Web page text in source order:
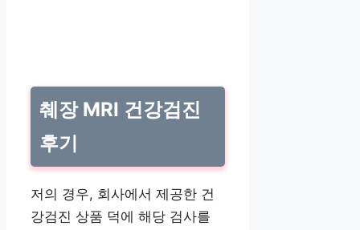
췌장 MRI 건강검진
후기
저의 경우, 회사에서 제공한 건
강검진 상품 덕에 해당 검사를